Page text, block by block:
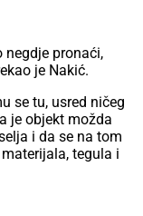
negdje pronaći,
je Nakić.
se tu, usred ničeg
je objekt možda
i da se na tom
tegula i